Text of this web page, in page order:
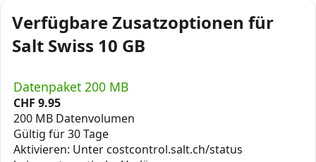
Verfügbare Zusatzoptionen für
Salt Swiss 10 GB
Datenpaket 200 MB
CHF 9.95
200 MB Datenvolumen
Gültig für 30 Tage
Aktivieren: Unter costcontrol.salt.ch/status